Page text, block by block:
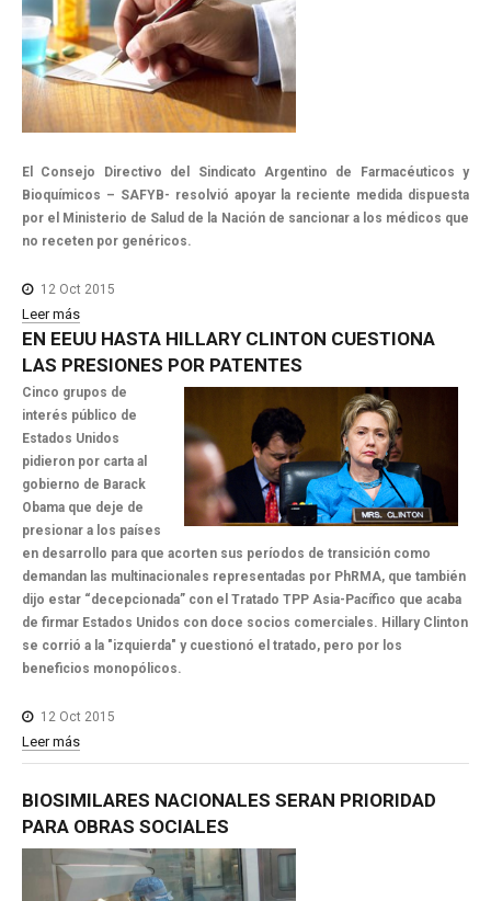
El Consejo Directivo del Sindicato Argentino de Farmacéuticos y
Bioquímicos – SAFYB- resolvió apoyar la reciente medida dispuesta
por el Ministerio de Salud de la Nación de sancionar a los médicos que
no receten por genéricos.
12 Oct 2015
Leer más
EN EEUU HASTA HILLARY CLINTON CUESTIONA
LAS PRESIONES POR PATENTES
Cinco grupos de
interés público de
Estados Unidos
pidieron por carta al
gobierno de Barack
Obama que deje de
presionar a los países
en desarrollo para que acorten sus períodos de transición como
demandan las multinacionales representadas por PhRMA, que también
dijo estar “decepcionada” con el Tratado TPP Asia-Pacífico que acaba
de firmar Estados Unidos con doce socios comerciales. Hillary Clinton
se corrió a la "izquierda" y cuestionó el tratado, pero por los
beneficios monopólicos.
12 Oct 2015
Leer más
BIOSIMILARES NACIONALES SERAN PRIORIDAD
PARA OBRAS SOCIALES